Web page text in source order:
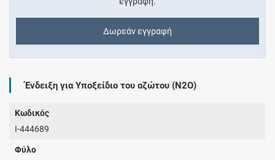
Δωρεάν εγγραφή
Ένδειξη για Υποξείδιο του αζώτου (N2O)
Κωδικός
I-444689
Φύλο